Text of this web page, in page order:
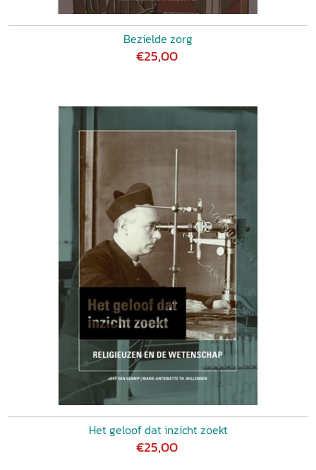
Bezielde zorg
€25,00
Het geloof dat inzicht zoekt
€25,00